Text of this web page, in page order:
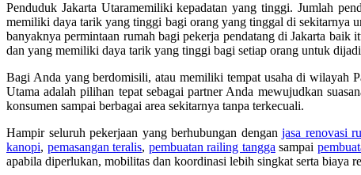
Penduduk Jakarta Utaramemiliki kepadatan yang tinggi. Jumlah
memiliki daya tarik yang tinggi bagi orang yang tinggal di sekitarnya
banyaknya permintaan rumah bagi pekerja pendatang di Jakarta
dan yang memiliki daya tarik yang tinggi bagi setiap orang untuk
Bagi Anda yang berdomisili, atau memiliki tempat usaha di wilayah
Utama adalah pilihan tepat sebagai partner Anda mewujudkan
konsumen sampai berbagai area sekitarnya tanpa terkecuali.
Hampir seluruh pekerjaan yang berhubungan denganjasa renovasi
kanopi, pemasangan teralis, pembuatan railing tangga sampai
apabila diperlukan, mobilitas dan koordinasi lebih singkat serta biaya